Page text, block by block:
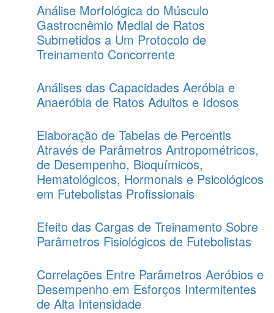
Análise Morfológica do Músculo
Gastrocnêmio Medial de Ratos
Submetidos a Um Protocolo de
Treinamento Concorrente
Análises das Capacidades Aeróbia e
Anaeróbia de Ratos Adultos e Idosos
Elaboração de Tabelas de Percentis
Através de Parâmetros Antropométricos,
de Desempenho, Bioquímicos,
Hematológicos, Hormonais e Psicológicos
em Futebolistas Profissionais
Efeito das Cargas de Treinamento Sobre
Parâmetros Fisiológicos de Futebolistas
Correlações Entre Parâmetros Aeróbios e
Desempenho em Esforços Intermitentes
de Alta Intensidade